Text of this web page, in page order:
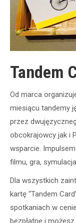
Tandem
Od marca
miesiącu tandemy
przez
obcokrajowcy jak i
wsparcie.
filmu, gra,
Dla wszystkich
kartę “Tandem
spotkaniach w
bezpłatne i